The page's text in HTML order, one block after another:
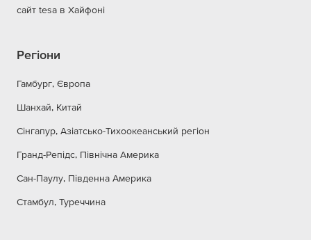
сайт tesa в Хайфоні
Регіони
Гамбург, Європа
Шанхай, Китай
Сінгапур, Азіатсько-Тихоокеанський регіон
Гранд-Репідс, Північна Америка
Сан-Паулу, Південна Америка
Стамбул, Туреччина